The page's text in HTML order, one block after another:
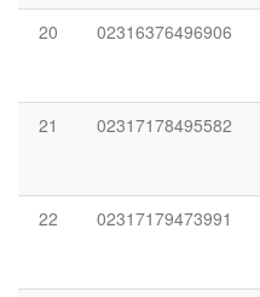
20
02316376496906
21
02317178495582
22
02317179473991